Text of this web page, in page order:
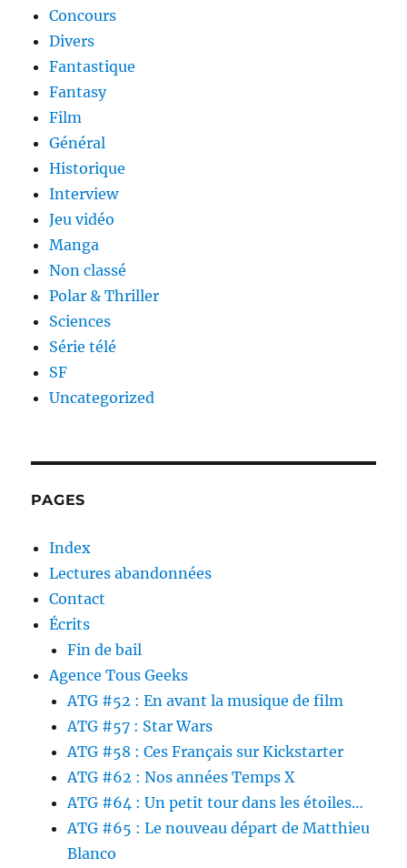
Concours
Divers
Fantastique
Fantasy
Film
Général
Historique
Interview
Jeu vidéo
Manga
Non classé
Polar & Thriller
Sciences
Série télé
SF
Uncategorized
PAGES
Index
Lectures abandonnées
Contact
Écrits
Fin de bail
Agence Tous Geeks
ATG #52 : En avant la musique de film
ATG #57 : Star Wars
ATG #58 : Ces Français sur Kickstarter
ATG #62 : Nos années Temps X
ATG #64 : Un petit tour dans les étoiles…
ATG #65 : Le nouveau départ de Matthieu
Blanco